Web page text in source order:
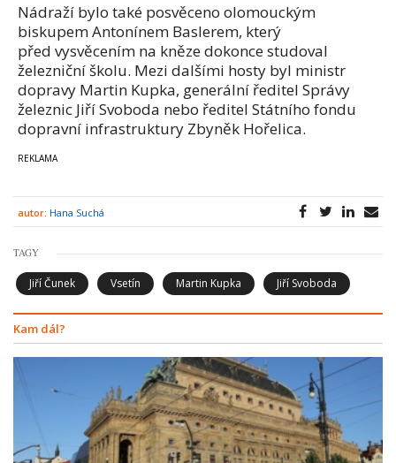
Nádraží bylo také posvěceno olomouckým
biskupem Antonínem Baslerem, který
před vysvěcením na kněze dokonce studoval
železniční školu. Mezi dalšími hosty byl ministr
dopravy Martin Kupka, generální ředitel Správy
železnic Jiří Svoboda nebo ředitel Státního fondu
dopravní infrastruktury Zbyněk Hořelica.
autor: Hana Suchá
TAGY
Jiří Čunek Vsetín Martin Kupka Jiří Svoboda
Kam dál?